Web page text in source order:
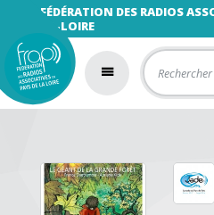
FÉDÉRATION DES RADIOS
LA-LOIRE